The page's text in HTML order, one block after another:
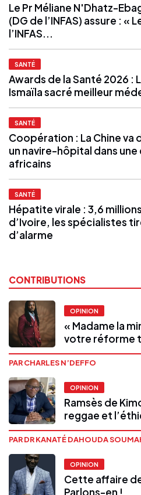
Le Pr Méliane N'Dhatz-
(DG de l’INFAS) assure : «
l’INFAS...
SANTÉ
Awards de la Santé 2026 :
Ismaïla sacré meilleur
SANTÉ
Coopération : La Chine
un navire-hôpital dans une
africains
SANTÉ
Hépatite virale : 3,6
d’Ivoire, les spécialistes
d’alarme
CONTRIBUTIONS
OPINION
« Madame la
votre réforme
PAR CHARLES N’DEFFO
OPINION
Ramsès de
reggae et
PAR DR KANATÉ DAHOUDA
OPINION
Cette affaire
Parlons-en !